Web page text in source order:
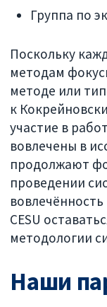
Группа по
Поскольку
методам
методе или
к
участие в
вовлечены в
продолжают
проведении
CESU
методологии
Наши